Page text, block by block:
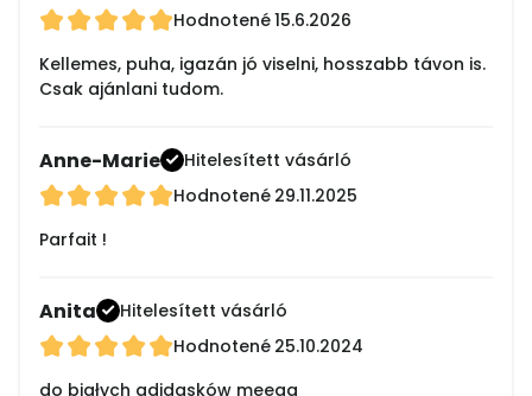
Hodnotené15.6.2026
Kellemes, puha, igazán jó viselni, hosszabb távon is.
Csak ajánlani tudom.
Anne-Marie
Hitelesített vásárló
Hodnotené 29.11.2025
Parfait !
Anita
Hitelesített vásárló
Hodnotené 25.10.2024
do białych adidasków meega